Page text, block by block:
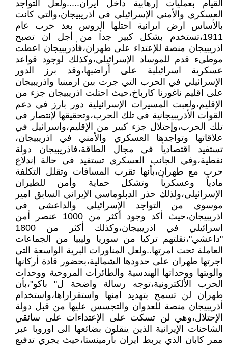
القيام بعمليات إرهابية داخل ايران.....ولعل التواجد
العسكري والأمني الإسرائيلي في اذريبيجان،والتي كانت
بالأساس ارض ايرانية احتلها الروس بعد حرب عام
1911،تستخدم بشكل كبير جداً من أجل ان تصبح
اذريبيجان منصة للإعتداء على طهران،فأذريبيجان اعطت
موطىء قدم للموساد الإسرائيلي،وكذلك لوجود قواعد
عسكرية اسرائيلية على أراضيها،وقد برز الدور
الإسرائيلي في الحرب التي جرت بين ارمينيا واذريبيجان
على اقليم ناغورنا كارباخ،حيث احتلت اذريبيجان جزء من
الإقليم،ولعبت المسيرات الإسرائيلية دور بارز في دعم
القوات الأذريبيجانية في تلك الحرب،وتحقيقها لإنتصار في
تلك الحرب،وإحتلال جزء كبير من الإقليم،واسرائيل في
علاقاتها وتواجدها العسكري والأمني في اذريبيجان،
تستفيد اقتصادياً في مجال الطاقة،فاذريبيجان دولة
نفطية،وفي الجانب العسكري تستفيد في حالة إندلاع
حرب مع طهران،بأنها تقرب المسافات وتقلل التكلفة
مادياً وعسكرياً وتشكل حماية وأمن للطيران
الإسرائيلي،ولذلك حذر الدبلوماسي الإيراني السابق امير
موسوي من التواجد الإسرائيلي والداعشي في
اذريبيجان،حيث أكد وجود أكثر من 1000 عنصر أمن
اسرائيلي في اذريبيجان،وكذلك أكثر من 1800
"داعشي"،نقلتهم تركيا من سوريا وليبيا من الجماعات
العاملة تحت امرتها..ولعل المناورات البرية الواسعة التي
اجرتها طهران على حدودها الشمالية،بحضور قادة أركانها
والويتها ووحداتها الهندسية والطائرات المروحية ووحدات
الحرب الألكترونية،توجه رسالة واضحة ل" باكو"،بأن
طهران لن تسمح بتهديد امنها واستقراراها،واستخدام
أذريبيجان منصة للعدوان والتجسس عليها من قبل دولة
الإحتلال،وهي لن تسكت على الإعتداءات على سائقي
الشاحنات الإيرانية الذين ينقلون بضائعها الى اوروبا عبر
ممر كابان الذي يربط ايران بأرمينستا،حيث يجري تدفيع